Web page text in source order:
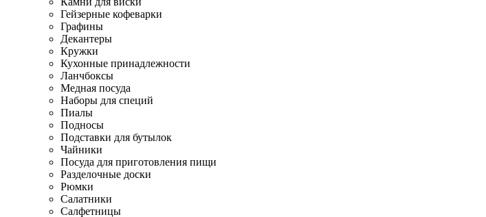
Гейзерные кофеварки
Графины
Декантеры
Кружки
Кухонные принадлежности
Ланчбоксы
Медная посуда
Наборы для специй
Пиалы
Подносы
Подставки для бутылок
Чайники
Посуда для приготовления пищи
Разделочные доски
Рюмки
Салатники
Салфетницы